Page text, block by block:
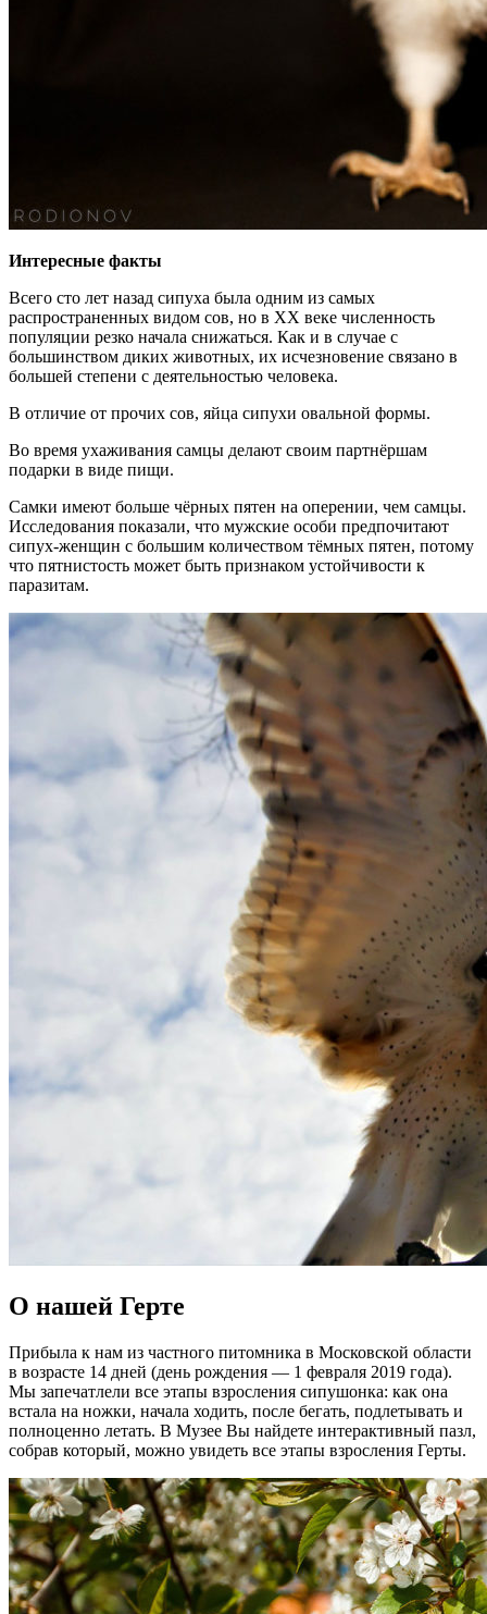
Интересные факты
Всего сто лет назад сипуха была одним из самых
распространенных видом сов, но в XX веке численность
популяции резко начала снижаться. Как и в случае с
большинством диких животных, их исчезновение связано в
большей степени с деятельностью человека.
В отличие от прочих сов, яйца сипухи овальной формы.
Во время ухаживания самцы делают своим партнёршам
подарки в виде пищи.
Самки имеют больше чёрных пятен на оперении, чем самцы.
Исследования показали, что мужские особи предпочитают
сипух-женщин с большим количеством тёмных пятен, потому
что пятнистость может быть признаком устойчивости к
паразитам.
О нашей Герте
Прибыла к нам из частного питомника в Московской области
в возрасте 14 дней (день рождения — 1 февраля 2019 года).
Мы запечатлели все этапы взросления сипушонка: как она
встала на ножки, начала ходить, после бегать, подлетывать и
полноценно летать. В Музее Вы найдете интерактивный пазл,
собрав который, можно увидеть все этапы взросления Герты.